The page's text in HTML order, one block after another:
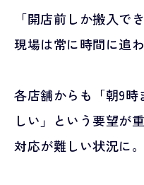
「開店前しか搬入で
現場は常に時間に追
各店舗からも「朝9
しい」という要望が
対応が難しい状況に。